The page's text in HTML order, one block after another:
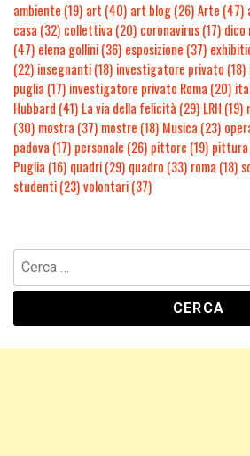
ambiente (19) art (40) art blog(26)Arte (47)
casa (32) collettiva (20) coronavirus(17) dico
(47) elena gollini(36) esposizione (37)
(22) insegnanti(18) investigatore privato (18)
puglia (17) investigatore privato Roma (20)
Hubbard (41) La via della felicità (29) LRH (19)
(30) mostra (37) mostre (18) Musica (23)
padova (17) personale (26) pittore (19) pittura
Puglia (16) quadri(29) quadro (33) roma (18)
studenti(23)volontari(37)